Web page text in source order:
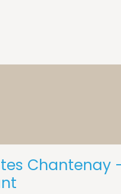
Chantenay